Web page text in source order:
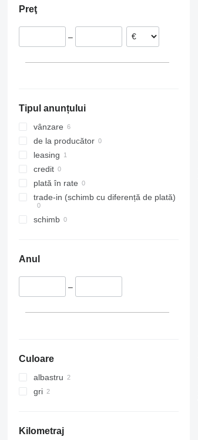
Cehia
Ungaria
Preţ
–
Tipul anunțului
vânzare
de la producător
leasing
credit
plată în rate
trade-in (schimb cu diferență de plată)
schimb
Anul
–
Culoare
albastru
gri
Kilometraj